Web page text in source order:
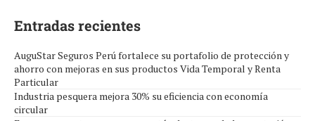
Entradas recientes
AuguStar Seguros Perú fortalece su portafolio de protección y
ahorro con mejoras en sus productos Vida Temporal y Renta
Particular
Industria pesquera mejora 30% su eficiencia con economía
circular